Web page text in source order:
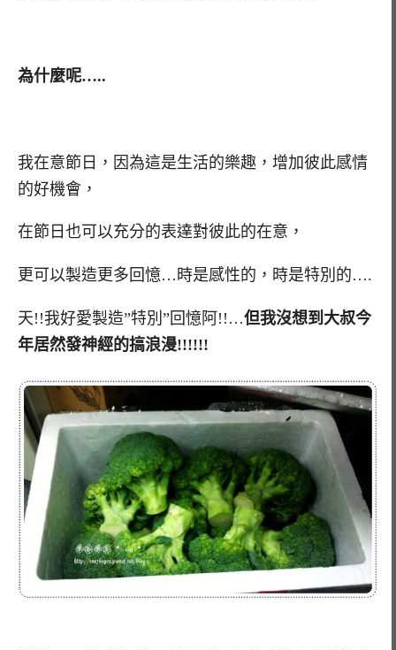
為什麼呢…..
我在意節日，因為這是生活的樂趣，增加彼此感情
的好機會，
在節日也可以充分的表達對彼此的在意，
更可以製造更多回憶…時是感性的，時是特別的….
天!!我好愛製造”特別”回憶阿!!…但我沒想到大叔今
年居然發神經的搞浪漫!!!!!!